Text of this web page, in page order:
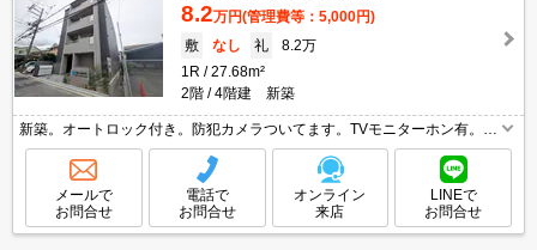
8.2万円(管理費等：5,000円)
敷
なし 礼
8.2万
1R
27.68m²
2階
4階建 新築
新築。オートロック付き。防犯カメラついてます。TVモニターホン有。24
時間換気システム。インターネット無料。バス・トイレ別。独立洗面台が
便利。敷金なし。ウォークインクローゼット付き。
メールで
お問合せ
電話で
お問合せ
オンライン
来店
LINEで
お問合せ